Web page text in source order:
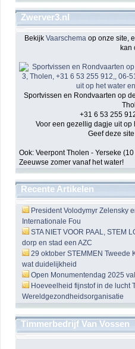
Zwerver3.nl
Bekijk Vaarschema op onze site,
kan
Sportvissen en Rondvaarten op
+31 6 53 255
Voor een gezellig dagje uit op
Geef deze
Ook: Veerpont Tholen - Yerseke
Zeeuwse zomer vanaf het water!
Recente Artikelen
President Volodymyr Zelensky
Internationale Fou
STA NIET VOOR PAAL, STEM
dorp en stad een AZC
29 oktober STEMMEN Tweede
wat duidelijkheid
Open Monumentendag 2025
Hoeveelheid fijnstof in de lucht
Wereldgezondheidsorganisatie
Timmerbedrijf Van Vossen